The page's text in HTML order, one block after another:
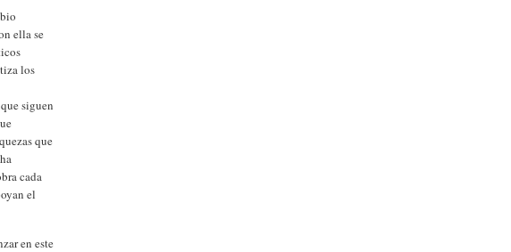
ella se
los
siguen
que
cada
el
en este